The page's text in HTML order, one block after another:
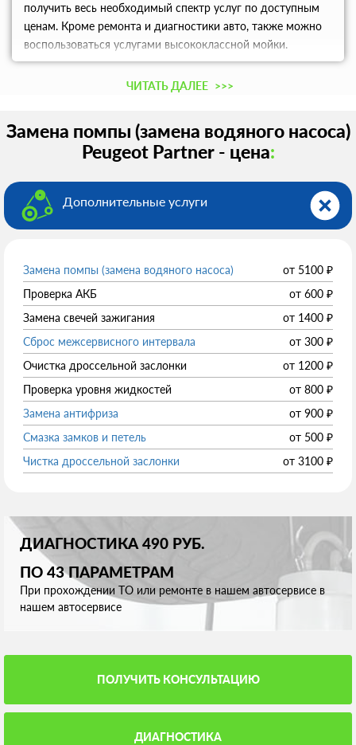
получить весь необходимый спектр услуг по доступным
ценам. Кроме ремонта и диагностики авто, также можно
воспользоваться услугами высококлассной мойки.
Наличие дисконтной программы и скидок приятно
порадует постоянных клиентов.
ЧИТАТЬ ДАЛЕЕ >>>
Замена помпы (замена водяного насоса)
Peugeot Partner - цена:
Дополнительные услуги
Замена помпы (замена водяного насоса) от 5100 ₽
Проверка АКБ
от 600 ₽
Замена свечей зажигания
от 1400 ₽
Сброс межсервисного интервала
от 300 ₽
Очистка дроссельной заслонки
от 1200 ₽
Проверка уровня жидкостей
от 800 ₽
Замена антифриза
от 900 ₽
Смазка замков и петель
от 500 ₽
Чистка дроссельной заслонки
от 3100 ₽
ДИАГНОСТИКА 490 РУБ.
ПО 43 ПАРАМЕТРАМ
При прохождении ТО или ремонте в нашем автосервисе в
нашем автосервисе
ПОЛУЧИТЬ КОНСУЛЬТАЦИЮ
ДИАГНОСТИКА